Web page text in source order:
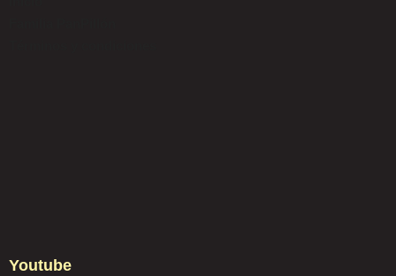
Youtube